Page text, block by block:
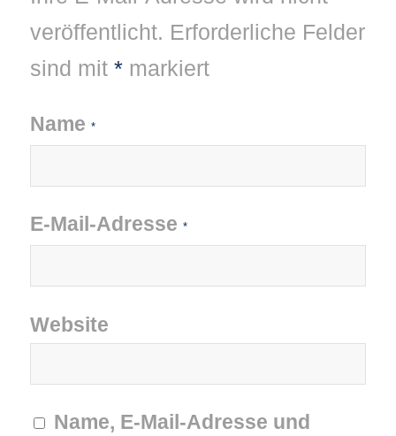
veröffentlicht. Erforderliche Felder
sind mit *markiert
Name *
E-Mail-Adresse *
Website
Name, E-Mail-Adresse und